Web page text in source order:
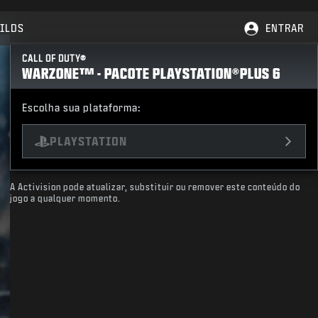
ENTRAR
CALL OF DUTY®
WARZONE™ - PACOTE PLAYSTATION®PLUS 6
Escolha sua plataforma:
PLAYSTATION
A Activision pode atualizar, substituir ou remover este conteúdo do
jogo a qualquer momento.